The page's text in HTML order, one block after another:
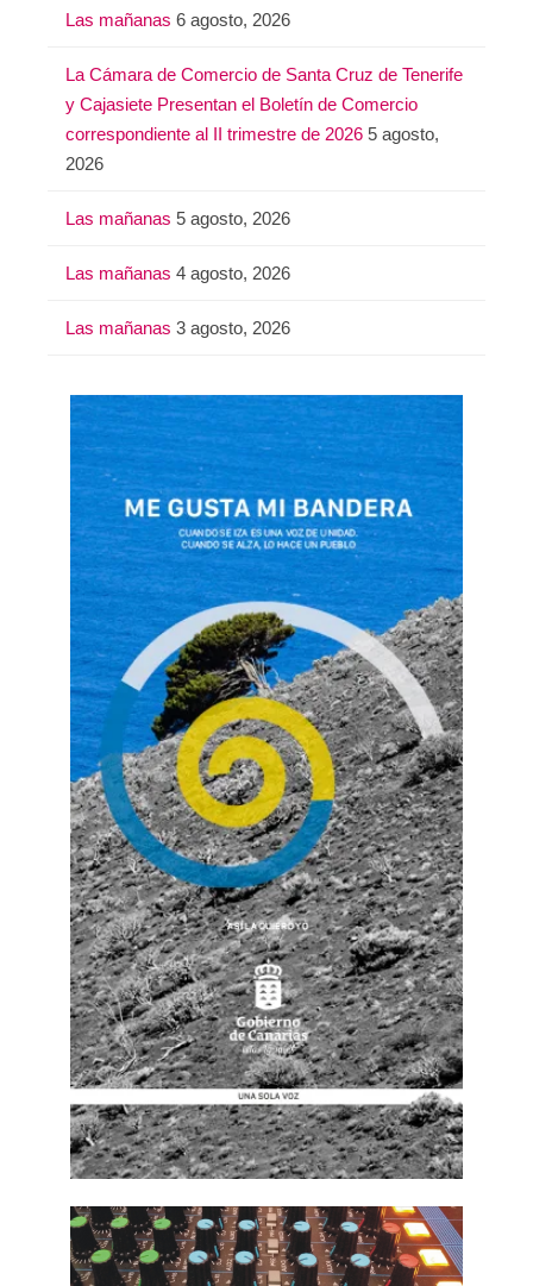
Las mañanas 6 agosto, 2026
La Cámara de Comercio de Santa Cruz de Tenerife
y Cajasiete Presentan el Boletín de Comercio
correspondiente al II trimestre de 2026 5 agosto,
2026
Las mañanas 5 agosto, 2026
Las mañanas 4 agosto, 2026
Las mañanas 3 agosto, 2026